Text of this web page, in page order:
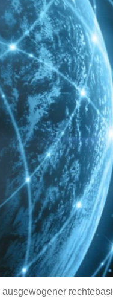
ausgewogener